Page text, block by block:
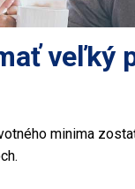
veľký
minima